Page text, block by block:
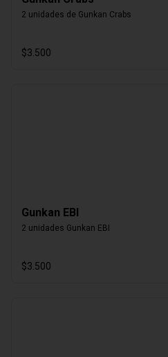
2 unidades de Gunkan Crabs
$3.500
Gunkan EBI
2 unidades Gunkan EBI
$3.500